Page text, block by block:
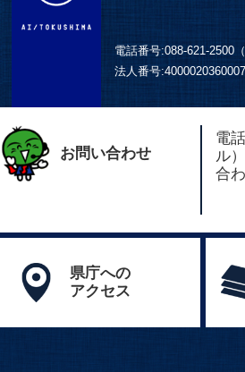
電話番号:088-621-2500（
法人番号:4000020360007
お問い合わせ
電
ル
合
県庁への
アクセス